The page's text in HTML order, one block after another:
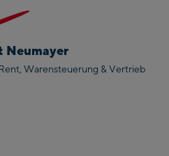
Neumayer
Warensteuerung & Vertrieb